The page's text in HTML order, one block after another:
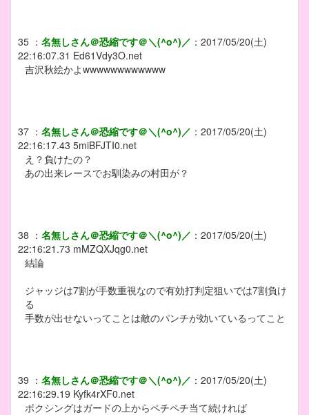
35 ： 名無しさん＠恐縮です＠＼(^o^)／ ： 2017/05/20(土)
22:16:07.31 Ed61Vdy3O.net
吉沢秋絵かよwwwwwwwwwwww
37 ： 名無しさん＠恐縮です＠＼(^o^)／ ： 2017/05/20(土)
22:16:17.43 5miBFJTI0.net
え？負けたの？
あの出来レースでお馴染みの村田が？
38 ： 名無しさん＠恐縮です＠＼(^o^)／ ： 2017/05/20(土)
22:16:21.73 mMZQXJqg0.net
結論
ジャッジは7割が手数重視なので有効打判定狙いでは7割負け
る
手数が出せないってことは敵のパンチが効いているってこと
39 ： 名無しさん＠恐縮です＠＼(^o^)／ ： 2017/05/20(土)
22:16:29.19 Kyfk4rXF0.net
ボクシングはガードの上からペチペチ当て続ければ